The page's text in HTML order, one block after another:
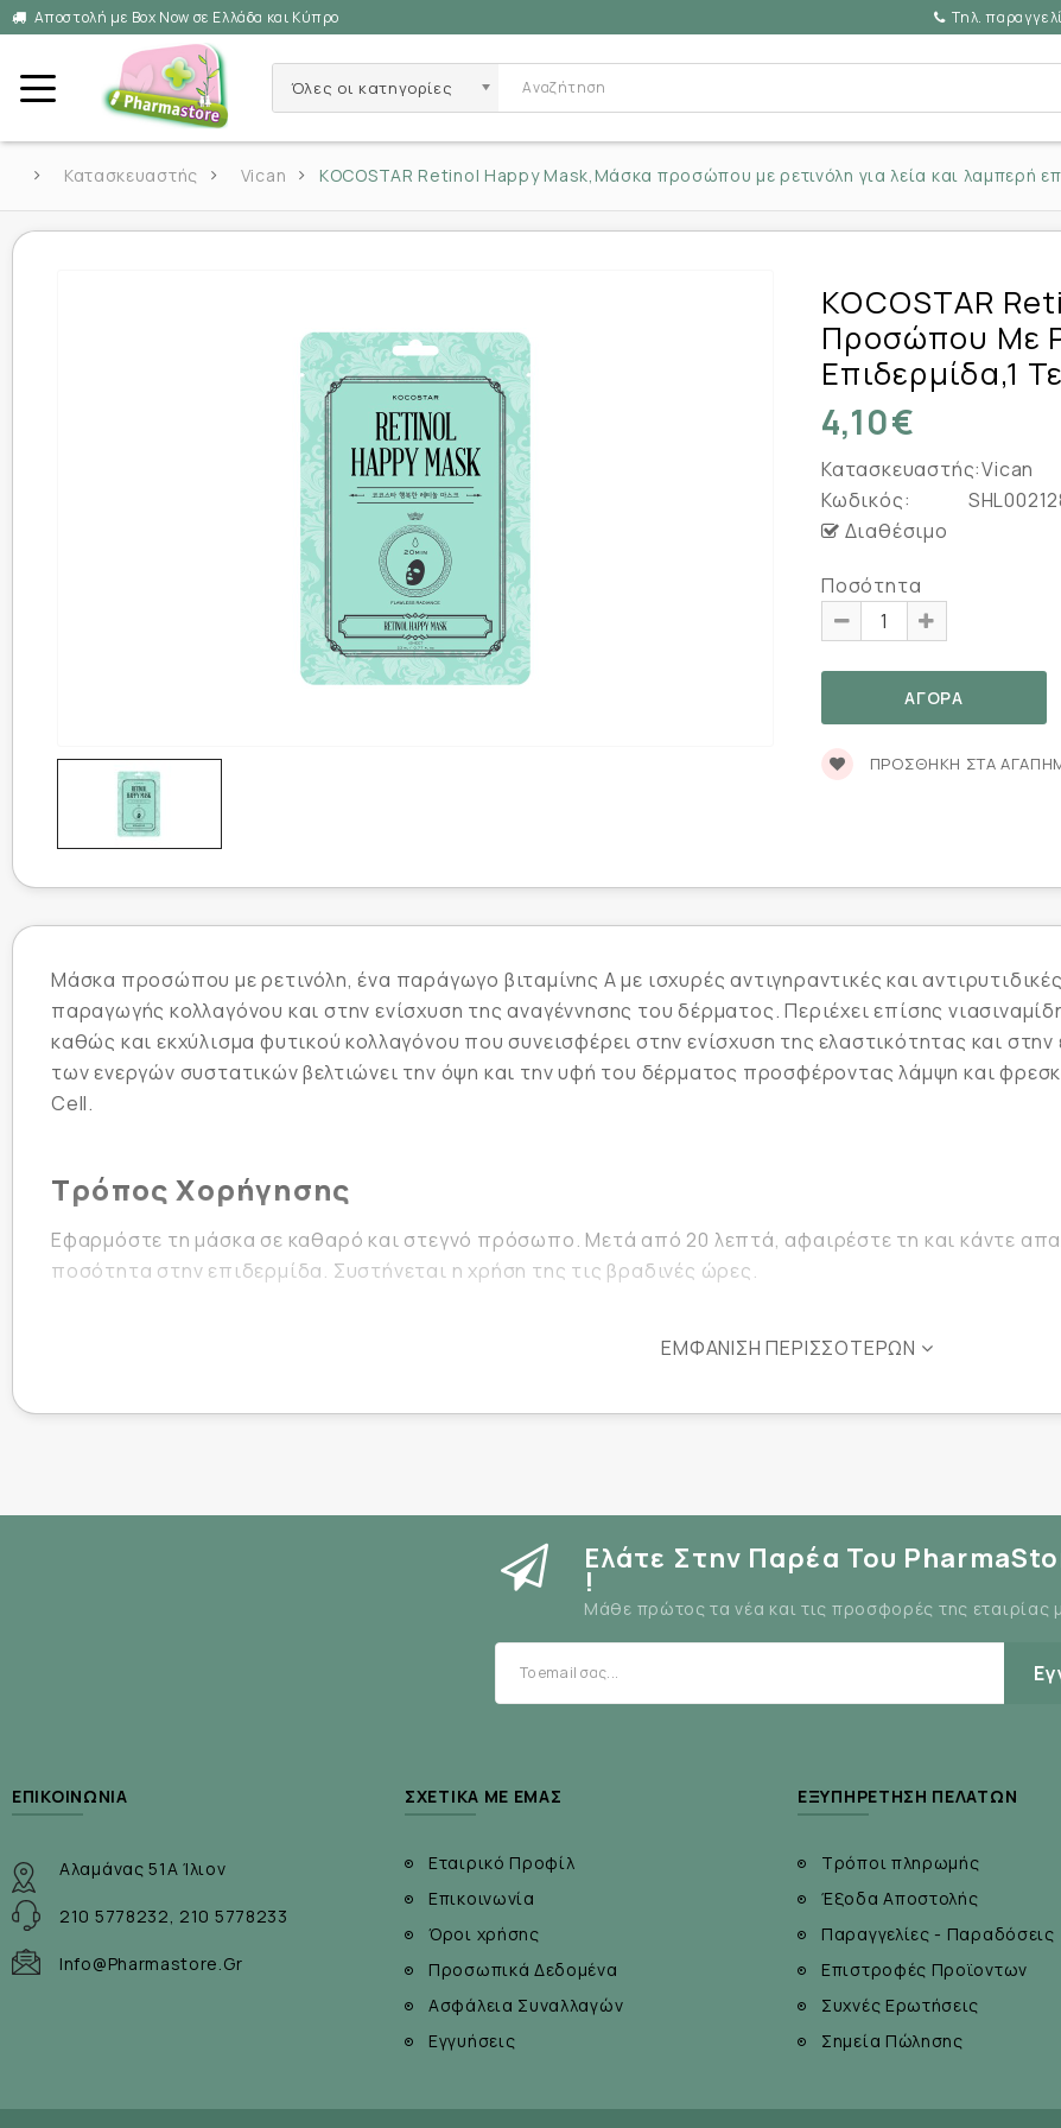
Αποστολή με Box Now σε Ελλάδα και Κύπρο Τηλ.
Όλες οι κατηγορίες
Κατασκευαστής Vican KOCOSTAR Retinol Happy Mask,Μάσκα προσώπου με ρετινόλη για λεία και λαμπερή
KOCOSTAR
Προσώπου Με
Επιδερμίδα,1
4,10€
Κατασκευαστής:Vican
Κωδικός:
Διαθέσιμο
Ποσότητα
ΠΡΟΣΘΉΚΗ ΣΤΑ
Μάσκα προσώπου με ρετινόλη, ένα παράγωγο βιταμίνης Α με ισχυρές αντιγηραντικές και
παραγωγής κολλαγόνου και στην ενίσχυση της αναγέννησης του δέρματος. Περιέχει επίσης
καθώς και εκχύλισμα φυτικού κολλαγόνου που συνεισφέρει στην ενίσχυση της ελαστικότητας και
των ενεργών συστατικών βελτιώνει την όψη και την υφή του δέρματος προσφέροντας λάμψη και
Cell.
Τρόπος Χορήγησης
Εφαρμόστε τη μάσκα σε καθαρό και στεγνό πρόσωπο. Μετά από 20 λεπτά, αφαιρέστε τη και κάντε
ποσότητα στην επιδερμίδα. Συστήνεται η χρήση της τις βραδινές ώρες.
Water/Aqua, Glycerin, Butylene Glycol, Dipropylene Glycol, Betaine, Xanthan Gum,
(Grape) Fruit Extract, Chenopodium Quinoa Seed Extract, Daucus Carota Sativa (Carrot) Root Extract,
ΕΜΦΆΝΙΣΗ ΠΕΡΙΣΣΌΤΕΡΩΝ
Ελάτε Στην Παρέα Του
!
Μάθε πρώτος τα νέα και τις προσφορές της εταιρίας
ΕΠΙΚΟΙΝΩΝΊΑ
Αλαμάνας 51Α Ίλιον
210 5778232, 210 5778233
Info@pharmastore.gr
ΣΧΕΤΙΚΆ ΜΕ ΕΜΆΣ
Εταιρικό Προφίλ
Επικοινωνία
Όροι χρήσης
Προσωπικά Δεδομένα
Ασφάλεια Συναλλαγών
Εγγυήσεις
ΕΞΥΠΗΡΈΤΗΣΗ ΠΕΛΑΤΏΝ
Τρόποι πληρωμής
Έξοδα Αποστολής
Παραγγελίες - Παραδόσεις
Επιστροφές Προϊοντων
Συχνές Ερωτήσεις
Σημεία Πώλησης